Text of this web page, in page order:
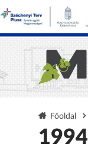
Főoldal
1994